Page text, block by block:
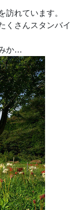
訪れています。
くさんスタンバイ
か…